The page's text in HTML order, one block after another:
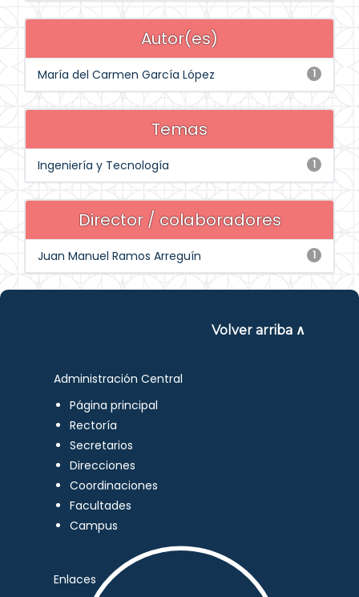
Autor(es)
1
María del Carmen García López
Temas
1
Ingeniería y Tecnología
Director / colaboradores
1
Juan Manuel Ramos Arreguín
Volver arriba ∧
Administración Central
Página principal
Rectoría
Secretarios
Direcciones
Coordinaciones
Facultades
Campus
Enlaces